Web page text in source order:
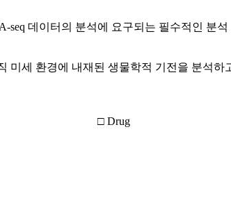
데이터의 분석에 요구되는 필수적인 분
미세 환경에 내재된 생물학적 기전을 분석하
□ Drug